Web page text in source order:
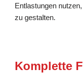
Entlastungen
zu gestalten.
Komplette